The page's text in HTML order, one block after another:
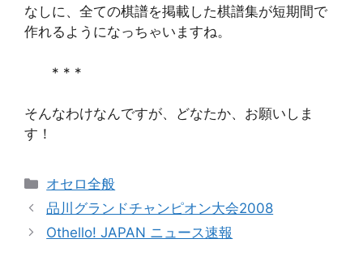
なしに、全ての棋譜を掲載した棋譜集が短期間で
作れるようになっちゃいますね。
* * *
そんなわけなんですが、どなたか、お願いしま
す！
カ
テ
リ
オセロ全般
品川グランドチャンピオン大会2008
Othello! JAPAN ニュース速報